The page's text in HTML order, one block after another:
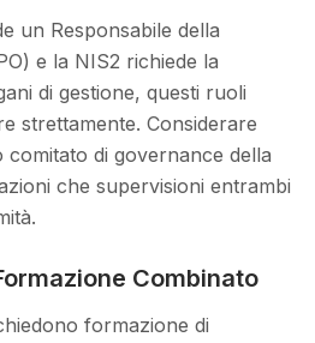
un Responsabile della
e la NIS2 richiede la
di gestione, questi ruoli
strettamente. Considerare
di governance della
che supervisioni entrambi
Combinato
formazione di